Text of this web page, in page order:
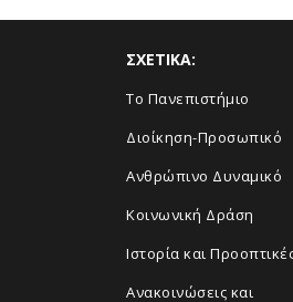
ΣΧΕΤΙΚΑ:
Το Πανεπιστήμιο
Διοίκηση-Προσωπικό
Ανθρώπινο Δυναμικό
Κοινωνική Δράση
Ιστορία και
Ανακοινώσεις και